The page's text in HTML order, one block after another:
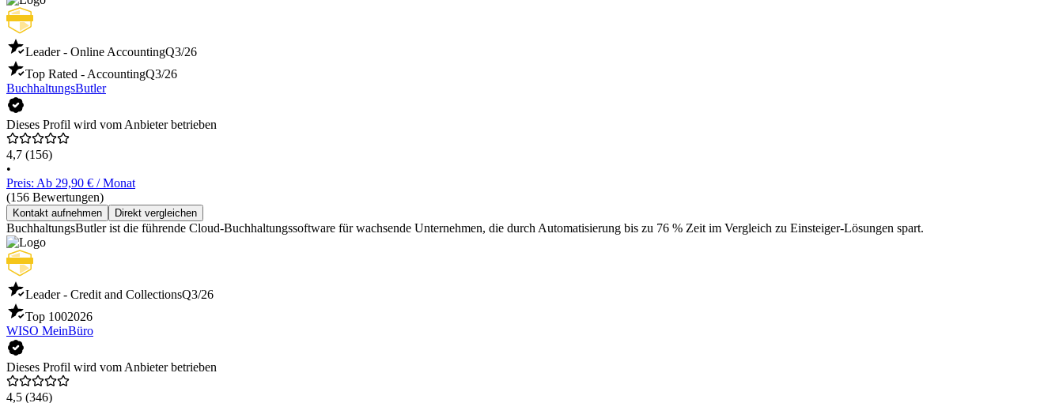
Leader - Online AccountingQ3/26
Top Rated - AccountingQ3/26
BuchhaltungsButler
Dieses Profil wird vom Anbieter betrieben
4,7 (156)
•
Preis: Ab 29,90 € / Monat
(156 Bewertungen)
Kontakt aufnehmen Direkt vergleichen
BuchhaltungsButler ist die führende Cloud-Buchhaltungssoftware für wachsende Unternehmen, die durch Automatisierung bis zu 76 % Zeit im Vergleich zu Einsteiger-Lösungen spart.
Leader - Credit and CollectionsQ3/26
Top 1002026
WISO MeinBüro
Dieses Profil wird vom Anbieter betrieben
4,5 (346)